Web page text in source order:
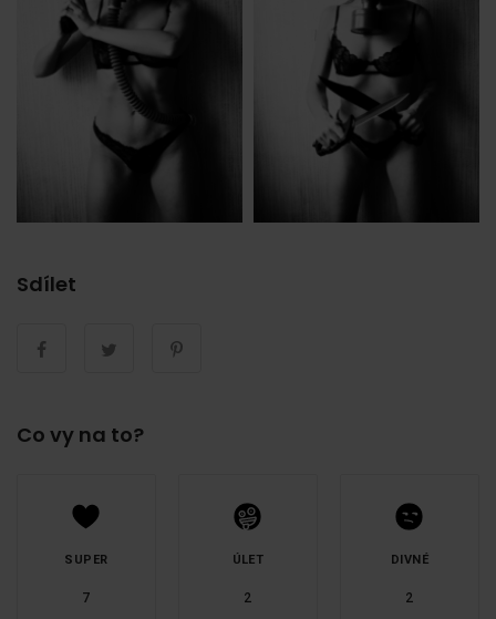
Sdílet
Co vy na to?
SUPER
7
ÚLET
2
DIVNÉ
2